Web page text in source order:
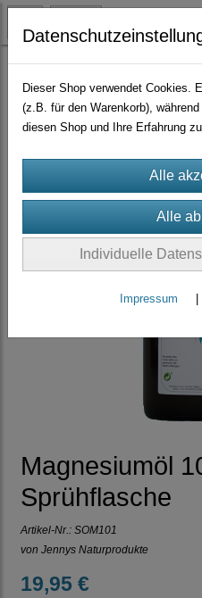
Calzium - Magnesium(10)
Magnesiumöl
Sprühflasche
Artikel-Nr.: SOM101
von Jennys Naturprodukte
19,95 €
Dieser Shop verwendet Cookies.
(z.B. für den Warenkorb),
diesen Shop und Ihre Erfahrung
Individuelle
Impressum